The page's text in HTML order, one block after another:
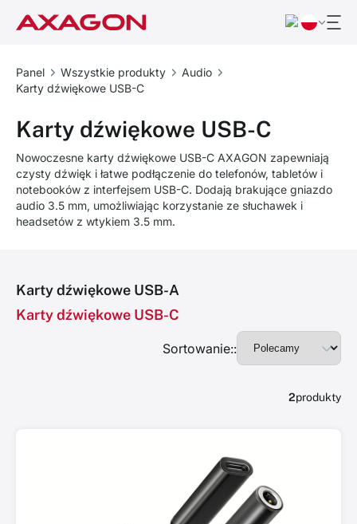
Panel Wszystkie produkty
Audio
Karty dźwiękowe USB-C
Karty dźwiękowe USB-C
Nowoczesne karty dźwiękowe USB-C AXAGON zapewniają
czysty dźwięk i łatwe podłączenie do telefonów, tabletów i
notebooków z interfejsem USB-C. Dodają brakujące gniazdo
audio 3.5 mm, umożliwiając korzystanie ze słuchawek i
headsetów z wtykiem 3.5 mm.
Karty dźwiękowe USB-A
Karty dźwiękowe USB-C
Sortowanie::
2produkty